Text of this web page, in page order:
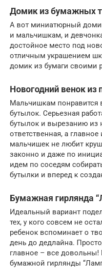
Домик из бумажных
А вот миниатюрный
и мальчишкам, и
достойное место под
отличным украшением
домик из бумаги своими
Новогодний венок из
Мальчишкам понравится
бутылок. Серьезная
бутылок и вырезанию из
ответственная, а
мальчишек не любит
законно и даже по
идем по соседям
бутылки и вперед к
Бумажная гирлянда
Идеальный вариант
тех, у кого совсем не
ребенок вспоминает о
день до дедлайна.
главное – все
бумажной гирлянды